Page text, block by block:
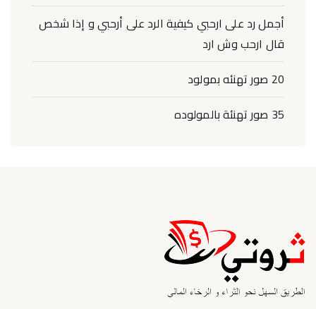
أجمل رد على ارحبي كيفية الرد على أرحبي و إذا شخص
قال ارحب وش ارد
20 صور تهنئه بمولود
35 صور تهنئة بالمولوده